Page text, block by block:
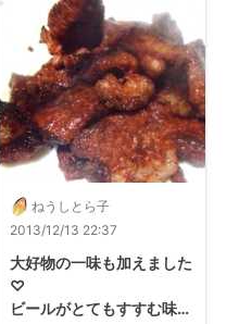
ねうしとら子
2013/12/13 22:37
大好物の一味も加えました
♡
ビールがとてもすすむ味！